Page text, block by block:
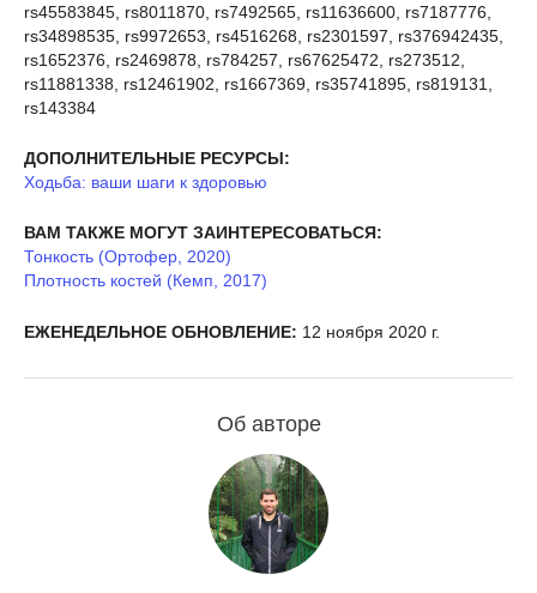
rs45583845, rs8011870, rs7492565, rs11636600, rs7187776,
rs34898535, rs9972653, rs4516268, rs2301597, rs376942435,
rs1652376, rs2469878, rs784257, rs67625472, rs273512,
rs11881338, rs12461902, rs1667369, rs35741895, rs819131,
rs143384
ДОПОЛНИТЕЛЬНЫЕ РЕСУРСЫ:
Ходьба: ваши шаги к здоровью
ВАМ ТАКЖЕ МОГУТ ЗАИНТЕРЕСОВАТЬСЯ:
Тонкость (Ортофер, 2020)
Плотность костей (Кемп, 2017)
ЕЖЕНЕДЕЛЬНОЕ ОБНОВЛЕНИЕ: 12 ноября 2020 г.
Об авторе